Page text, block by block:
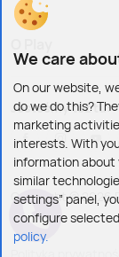
Jesteśmy też tu:
Copyright © 2026
We care
On our website,
do we do this?
marketing
interests. With
information about
similar
settings” panel,
configure
policy.